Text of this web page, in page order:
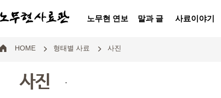
노무현 연보 말과 글 사료이야기
HOME 형태별 사료 사진
사진 .